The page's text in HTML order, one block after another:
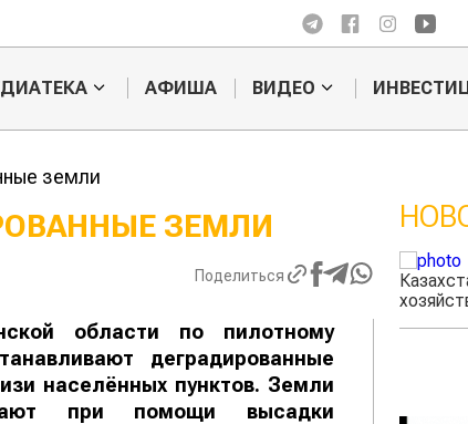
АФИША ВИДЕО
земли
ЗЕМЛИ
Поделиться
области по пилотному
деградированные
населённых пунктов. Земли
при помощи высадки
Кыргызстан обошел
Казахстан по темпам роста сельского